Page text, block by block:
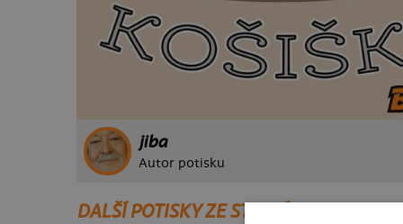
jiba
Autor potisku
DALŠÍ POTISKY ZE STEJNÉ KATEGORIE